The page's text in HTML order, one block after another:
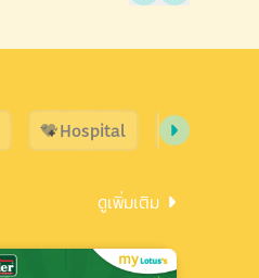
กร
Hospital Shopping
ดูเพิ่มเติม